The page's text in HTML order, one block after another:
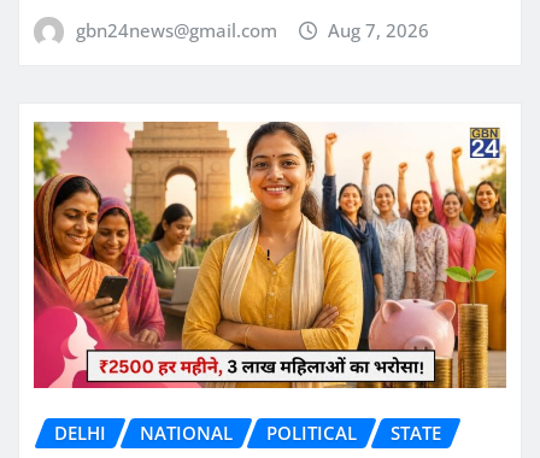
gbn24news@gmail.com Aug 7, 2026
DELHI NATIONAL POLITICAL STATE